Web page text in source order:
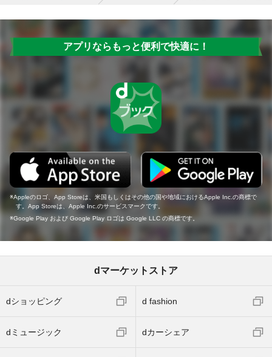
アプリならもっと便利で快適に！
Appleのロゴ、App Storeは、米国もしくはその他の国や地域におけるApple Inc.の商標で
す。App Storeは、Apple Inc.のサービスマークです。
Google Play および Google Play ロゴは Google LLC の商標です。
dマーケットストア
dショッピング d fashion
dミュージック dカーシェア